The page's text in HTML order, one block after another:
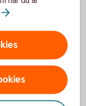
av
i sin
och
.